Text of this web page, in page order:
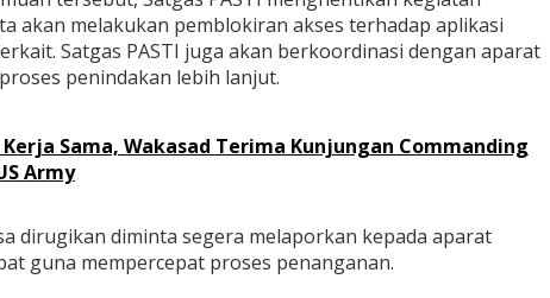
akan melakukan pemblokiran akses terhadap aplikasi
Satgas PASTI juga akan berkoordinasi dengan aparat
penindakan lebih lanjut.
Sama, Wakasad Terima Kunjungan Commanding
Army
dirugikan diminta segera melaporkan kepada aparat
guna mempercepat proses penanganan.